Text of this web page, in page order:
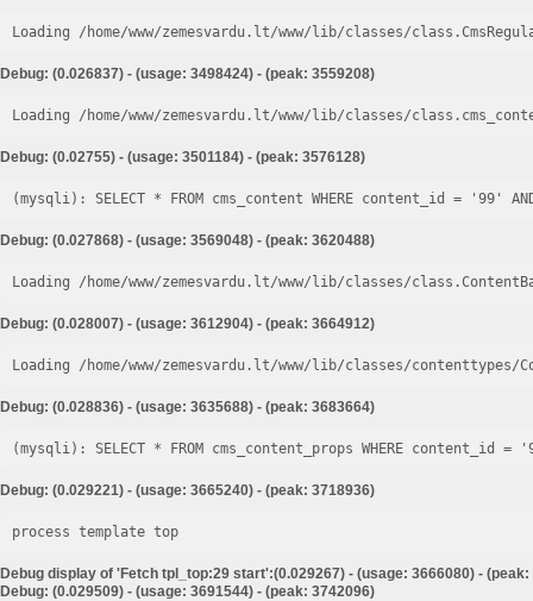
Loading /home/www/zemesvardu.lt/www/lib/classes/
Debug: (0.026837) - (usage: 3498424) - (peak: 3559208)
Loading /home/www/zemesvardu.lt/www/lib/classes/
Debug: (0.02755) - (usage: 3501184) - (peak: 3576128)
Debug: (0.027868) - (usage: 3569048) - (peak: 3620488)
Loading /home/www/zemesvardu.lt/www/lib/classes/
Debug: (0.028007) - (usage: 3612904) - (peak: 3664912)
Loading /home/www/zemesvardu.lt/www/lib/classes/
Debug: (0.028836) - (usage: 3635688) - (peak: 3683664)
Debug: (0.029221) - (usage: 3665240) - (peak: 3718936)
process template top
Debug display of 'Fetch tpl_top:29 start':(0.029267) - (usage: 3666080) - (peak:
Debug: (0.029509) - (usage: 3691544) - (peak: 3742096)